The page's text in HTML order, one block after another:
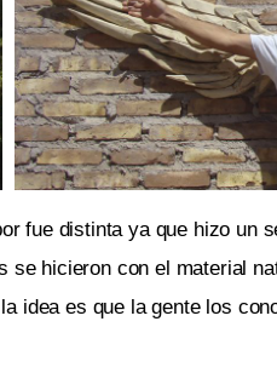
fue distinta ya que hizo un
hicieron con el material
idea es que la gente los